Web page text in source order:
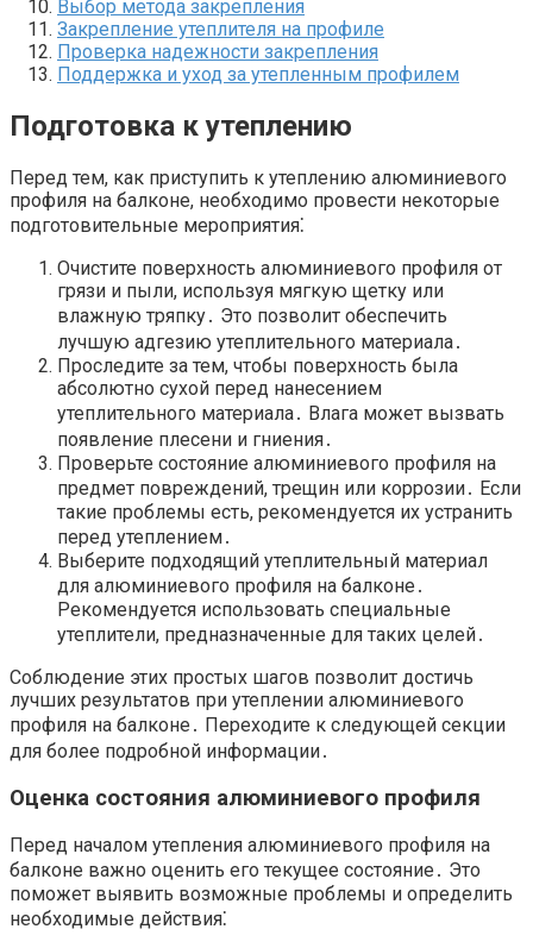
Выбор метода закрепления
Закрепление утеплителя на профиле
Проверка надежности закрепления
Поддержка и уход за утепленным профилем
Подготовка к утеплению
Перед тем, как приступить к утеплению алюминиевого
профиля на балконе, необходимо провести некоторые
подготовительные мероприятия⁚
Очистите поверхность алюминиевого профиля от
грязи и пыли, используя мягкую щетку или
влажную тряпку․ Это позволит обеспечить
лучшую адгезию утеплительного материала․
Проследите за тем, чтобы поверхность была
абсолютно сухой перед нанесением
утеплительного материала․ Влага может вызвать
появление плесени и гниения․
Проверьте состояние алюминиевого профиля на
предмет повреждений, трещин или коррозии․ Если
такие проблемы есть, рекомендуется их устранить
перед утеплением․
Выберите подходящий утеплительный материал
для алюминиевого профиля на балконе․
Рекомендуется использовать специальные
утеплители, предназначенные для таких целей․
Соблюдение этих простых шагов позволит достичь
лучших результатов при утеплении алюминиевого
профиля на балконе․ Переходите к следующей секции
для более подробной информации․
Оценка состояния алюминиевого профиля
Перед началом утепления алюминиевого профиля на
балконе важно оценить его текущее состояние․ Это
поможет выявить возможные проблемы и определить
необходимые действия⁚